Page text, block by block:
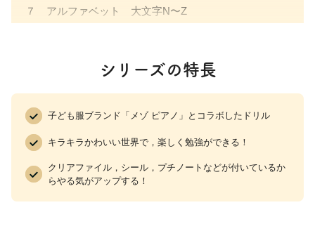
７ アルファベット 大文字N〜Z
１０ アルファベット 小文字f~j
１２ アルファベット 小文字p~t
１３ アルファベット 小文字u~z
１４ アルファベット 小文字a~m
１５ アルファベット 小文字n~z
１６ まとめ② 小文字a〜z
１７ アルファベット 大文字・小文字Aa~Ii
シリーズの特長
子ども服ブランド「メゾ ピアノ」とコラボしたドリル
キラキラかわいい世界で，楽しく勉強ができる！
クリアファイル，シール，プチノートなどが付いているか
らやる気がアップする！